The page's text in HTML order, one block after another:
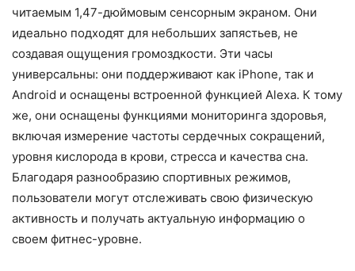
читаемым 1,47-дюймовым сенсорным экраном. Они
идеально подходят для небольших запястьев, не
создавая ощущения громоздкости. Эти часы
универсальны: они поддерживают как iPhone, так и
Android и оснащены встроенной функцией Alexa. К тому
же, они оснащены функциями мониторинга здоровья,
включая измерение частоты сердечных сокращений,
уровня кислорода в крови, стресса и качества сна.
Благодаря разнообразию спортивных режимов,
пользователи могут отслеживать свою физическую
активность и получать актуальную информацию о
своем фитнес-уровне.